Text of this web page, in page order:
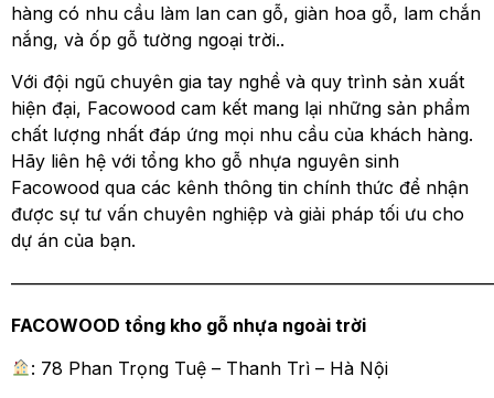
hàng có nhu cầu làm lan can gỗ, giàn hoa gỗ, lam chắn
nắng, và ốp gỗ tường ngoại trời..
Với đội ngũ chuyên gia tay nghề và quy trình sản xuất
hiện đại, Facowood cam kết mang lại những sản phẩm
chất lượng nhất đáp ứng mọi nhu cầu của khách hàng.
Hãy liên hệ với tổng kho gỗ nhựa nguyên sinh
Facowood qua các kênh thông tin chính thức để nhận
được sự tư vấn chuyên nghiệp và giải pháp tối ưu cho
dự án của bạn.
FACOWOOD tổng kho gỗ nhựa ngoài trời
: 78 Phan Trọng Tuệ – Thanh Trì – Hà Nội